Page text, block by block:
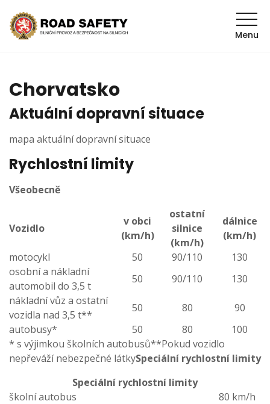
Menu
Chorvatsko
Aktuální dopravní situace
mapa aktuální dopravní situace
Rychlostní limity
Všeobecně
Vozidlo
v obci
(km/h)
ostatní
silnice
(km/h)
dálnice
(km/h)
motocykl
50 90/110
130
osobní a nákladní
automobil do 3,5 t
50 90/110
130
nákladní vůz a ostatní
vozidla nad 3,5 t**
50 80
90
autobusy*
50 80
100
* s výjimkou školních autobusů**Pokud vozidlo
nepřeváží nebezpečné látkySpeciální rychlostní limity
Speciální rychlostní limity
školní autobus
80 km/h